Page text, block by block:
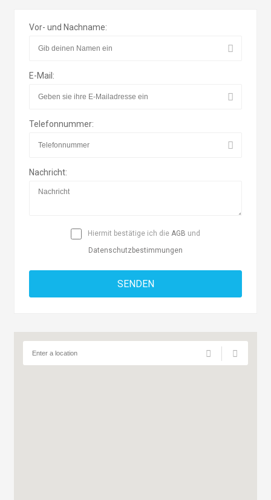
Vor- und Nachname:
E-Mail:
Telefonnummer:
Nachricht:
Hiermit bestätige ich die AGB und
Datenschutzbestimmungen